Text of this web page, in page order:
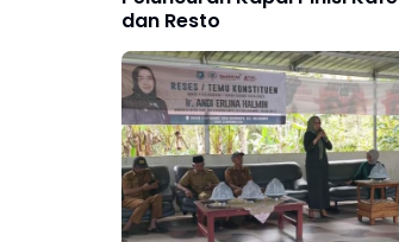
dan Resto